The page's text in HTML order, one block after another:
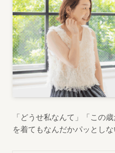
「どうせ私なんて」「この
を着てもなんだかパッとしな